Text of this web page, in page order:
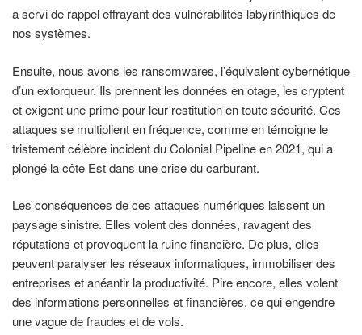
a servi de rappel effrayant des vulnérabilités labyrinthiques de
nos systèmes.
Ensuite, nous avons les ransomwares, l’équivalent cybernétique
d’un extorqueur. Ils prennent les données en otage, les cryptent
et exigent une prime pour leur restitution en toute sécurité. Ces
attaques se multiplient en fréquence, comme en témoigne le
tristement célèbre incident du Colonial Pipeline en 2021, qui a
plongé la côte Est dans une crise du carburant.
Les conséquences de ces attaques numériques laissent un
paysage sinistre. Elles volent des données, ravagent des
réputations et provoquent la ruine financière. De plus, elles
peuvent paralyser les réseaux informatiques, immobiliser des
entreprises et anéantir la productivité. Pire encore, elles volent
des informations personnelles et financières, ce qui engendre
une vague de fraudes et de vols.